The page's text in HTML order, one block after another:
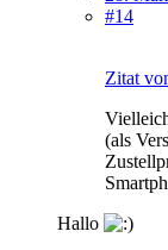
#14
Zitat
(als
Hallo